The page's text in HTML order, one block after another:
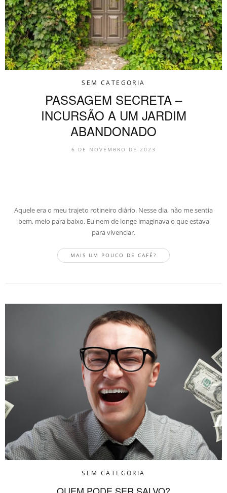
SEM CATEGORIA
PASSAGEM SECRETA –
INCURSÃO A UM JARDIM
ABANDONADO
6 DE NOVEMBRO DE 2023
Aquele era o meu trajeto rotineiro diário. Nesse dia, não me sentia
bem, meio para baixo. Eu nem de longe imaginava o que estava
para vivenciar.
MAIS UM POUCO DE CAFÉ?
SEM CATEGORIA
QUEM PODE SER SALVO?